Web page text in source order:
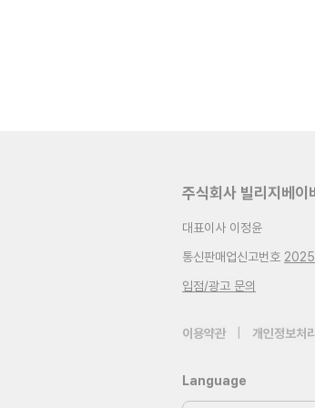
주식회사 빌리지베이비
대표이사 이정윤
통신판매업신고번호
입점/광고 문의
이용약관 개인정보처
Language